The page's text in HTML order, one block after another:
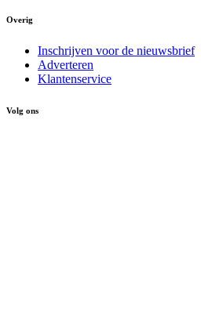
Overig
Inschrijven voor de nieuwsbrief
Adverteren
Klantenservice
Volg ons